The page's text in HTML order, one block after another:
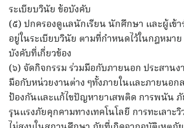
ระเบียบวินัย ข้อบังคับ
(๕) ปกครองดูแลนักเรียน นักศึกษา และผู้เข้
อยู่ในระเบียบวินัย ตามที่กำหนดไว้ในกฎหมา
บังคับที่เกี่ยวข้อง
(๖) จัดกิจกรรม ร่วมมือกับภายนอก ประสานง
มือกับหน่วยงานต่าง ๆทั้งภายในและภายนอก
ป้องกันและแก้ไขปัญหายาเสพติด การพนัน ภั
รุนแรงภัยคุกคามทางเทคโนโลยี การทะเลาะ